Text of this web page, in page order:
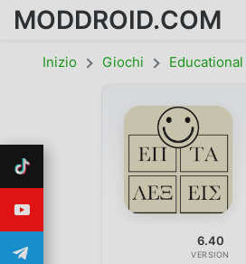
MODDROID.COM
Inizio Giochi Educational
6.40
VERSION